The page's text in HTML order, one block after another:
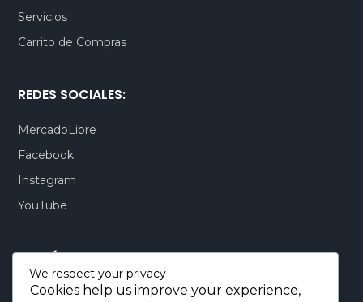
Servicios
Carrito de Compras
REDES SOCIALES:
MercadoLibre
Facebook
Instagram
YouTube
CONTÁCTENOS:
Quito-Ecuador:+593 99 803 7777
We respect your privacy
Cookies help us improve your experience,